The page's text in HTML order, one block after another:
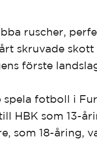
ruscher,
skruvade skott
förste
spela fotboll i
HBK som 13-
som 18-åring,